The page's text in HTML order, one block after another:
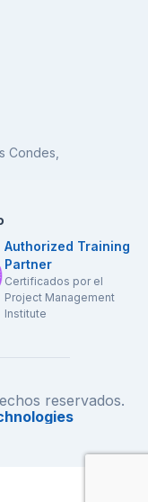
Condes,
Authorized Training
Partner
Certificados por el
Project Management
Institute
reservados.